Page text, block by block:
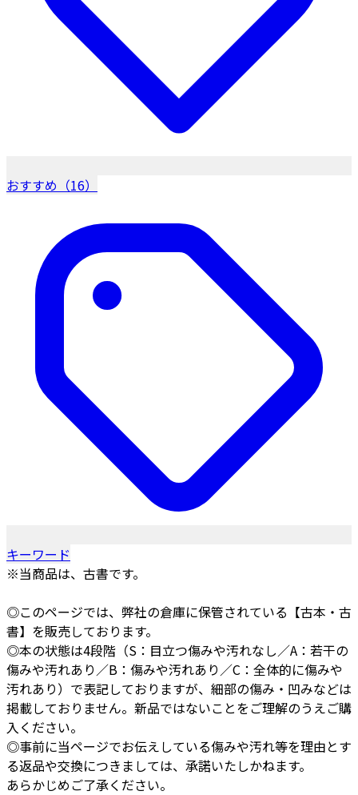
おすすめ（16）
キーワード
※当商品は、古書です。
◎このページでは、弊社の倉庫に保管されている【古本・古
書】を販売しております。
◎本の状態は4段階（S：目立つ傷みや汚れなし／A：若干の
傷みや汚れあり／B：傷みや汚れあり／C：全体的に傷みや
汚れあり）で表記しておりますが、細部の傷み・凹みなどは
掲載しておりません。新品ではないことをご理解のうえご購
入ください。
◎事前に当ページでお伝えしている傷みや汚れ等を理由とす
る返品や交換につきましては、承諾いたしかねます。
あらかじめご了承ください。